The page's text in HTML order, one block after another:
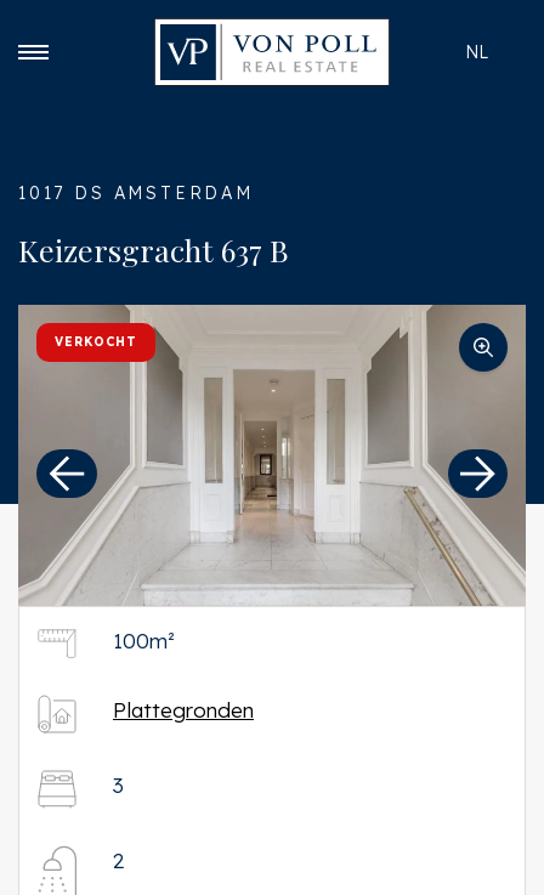
NL
1017 DS AMSTERDAM
Keizersgracht 637 B
VERKOCHT
100m²
Plattegronden
3
2